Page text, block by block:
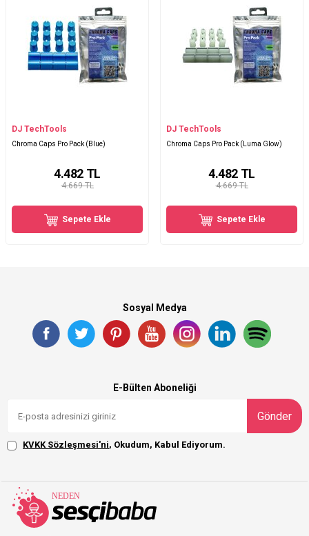
DJ TechTools
Chroma Caps Pro Pack (Blue)
4.669 TL
4.482 TL
Sepete Ekle
DJ TechTools
Chroma Caps Pro Pack (Luma Glow)
4.669 TL
4.482 TL
Sepete Ekle
Sosyal Medya
E-Bülten Aboneliği
Gönder
KVKK Sözleşmesi'ni, Okudum, Kabul Ediyorum.